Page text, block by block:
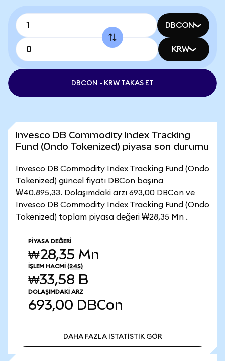
DBCON
KRW
DBCON - KRW TAKAS ET
Invesco DB Commodity Index Tracking
Fund (Ondo Tokenized) piyasa son durumu
Invesco DB Commodity Index Tracking Fund (Ondo
Tokenized) güncel fiyatı DBCon başına
₩40.895,33. Dolaşımdaki arzı 693,00 DBCon ve
Invesco DB Commodity Index Tracking Fund (Ondo
Tokenized) toplam piyasa değeri ₩28,35 Mn .
PIYASA DEĞERI
₩28,35 Mn
İŞLEM HACMI (24S)
₩33,58 B
DOLAŞIMDAKI ARZ
693,00 DBCon
DAHA FAZLA İSTATİSTİK GÖR